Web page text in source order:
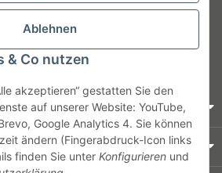
Ablehnen
& Co nutzen
akzeptieren“ gestatten Sie den
auf unserer Website: YouTube,
Google Analytics 4. Sie können
ändern (Fingerabdruck-Icon links
finden Sie unter Konfigurieren und